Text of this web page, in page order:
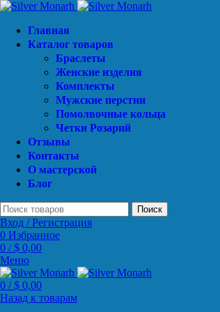
Главная
Каталог товаров
Браслеты
Женские изделия
Комплекты
Мужские перстни
Помолвочные кольца
Четки Розарий
Отзывы
Контакты
О мастерской
Блог
Поиск
Вход / Регистрация
0 Избранное
0 / $ 0,00
Меню
0 / $ 0,00
Назад к товарам